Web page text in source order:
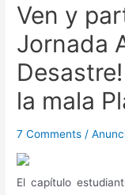
Ven y
Jornada
la mala
7 Comments /
El capítulo